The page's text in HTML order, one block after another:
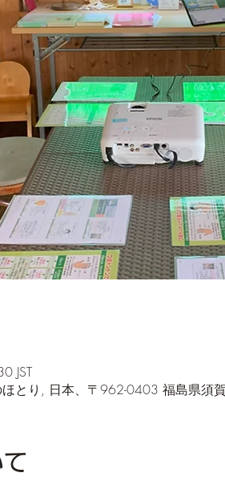
JST
とり, 日本、〒962-0403 福島県須